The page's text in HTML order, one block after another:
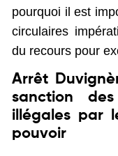
pourquoi il est
circulaires
du recours pour
Arrêt
sanction
illégales par
pouvoir